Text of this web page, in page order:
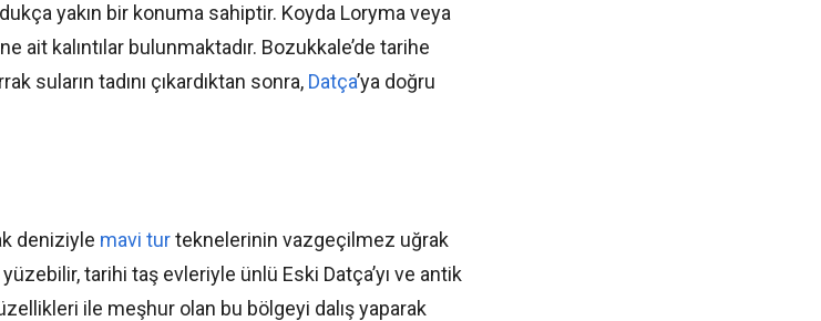
yakın bir konuma sahiptir. Koyda Loryma veya
ait kalıntılar bulunmaktadır. Bozukkale’de tarihe
suların tadını çıkardıktan sonra, Datça’ya doğru
deniziyle mavi turteknelerinin vazgeçilmez uğrak
yüzebilir, tarihi taş evleriyle ünlü Eski Datça’yı ve antik
ile meşhur olan bu bölgeyi dalış yaparak